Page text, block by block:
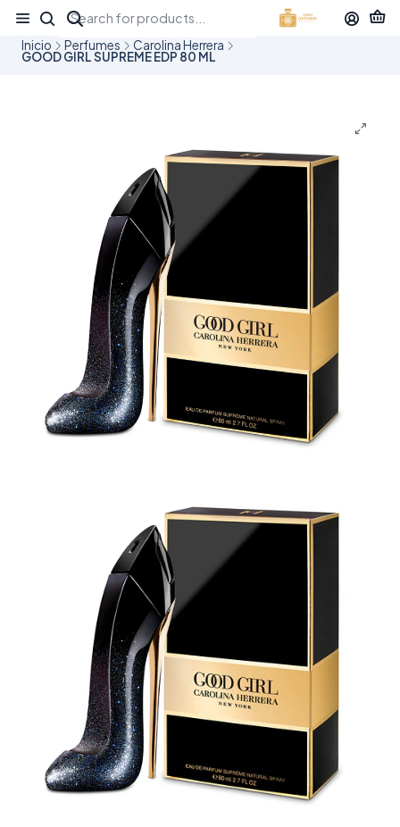
¡APROVECHA NUESTRAS OFERTAS EN TUBBEES ESTE DÍA DEL NIÑO!
Inicio Perfumes Carolina Herrera
GOOD GIRL SUPREME EDP 80 ML